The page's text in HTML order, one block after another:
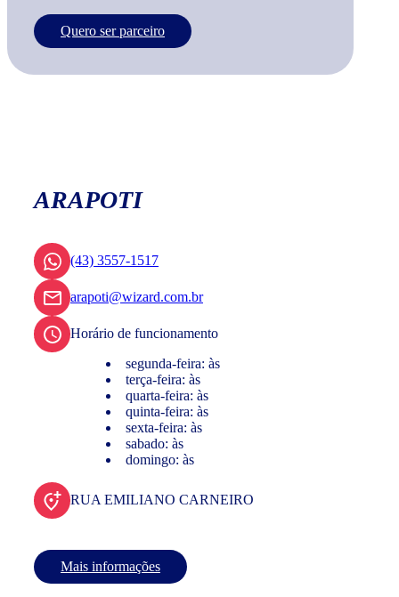
Quero ser parceiro
ARAPOTI
(43) 3557-1517
arapoti@wizard.com.br
Horário de funcionamento
segunda-feira: às
terça-feira: às
quarta-feira: às
quinta-feira: às
sexta-feira: às
sabado: às
domingo: às
RUA EMILIANO CARNEIRO
Mais informações